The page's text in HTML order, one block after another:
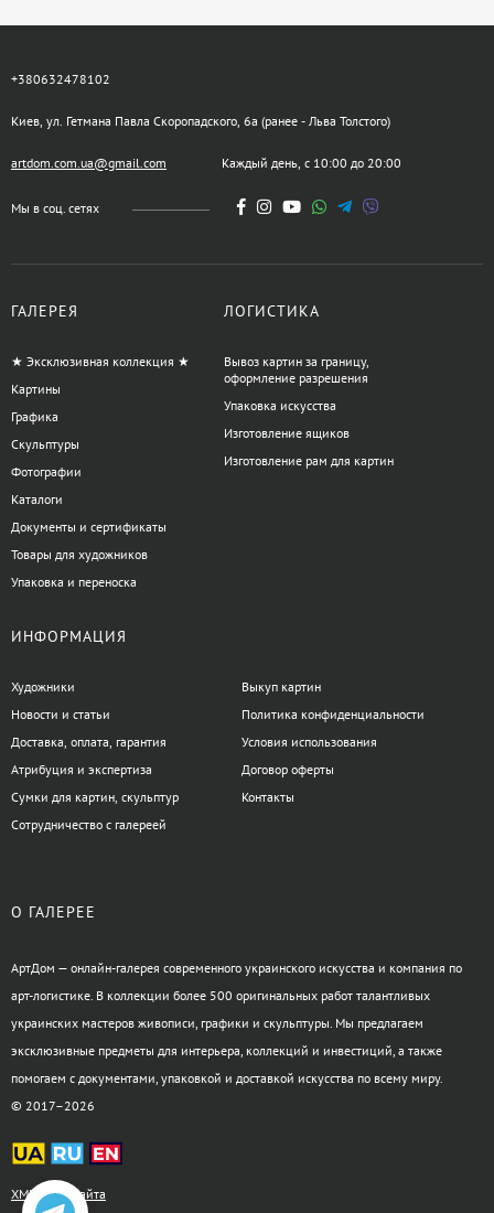
+380632478102
Киев, ул. Гетмана Павла Скоропадского, 6а (ранее - Льва Толстого)
artdom.com.ua@gmail.com Каждый день, с 10:00 до 20:00
Мы в соц. сетях
ГАЛЕРЕЯ
★ Эксклюзивная коллекция ★
Картины
Графика
Скульптуры
Фотографии
Каталоги
Документы и сертификаты
Товары для художников
Упаковка и переноска
ЛОГИСТИКА
Вывоз картин за границу,
оформление разрешения
Упаковка искусства
Изготовление ящиков
Изготовление рам для картин
ИНФОРМАЦИЯ
Художники
Новости и статьи
Доставка, оплата, гарантия
Атрибуция и экспертиза
Сумки для картин, скульптур
Сотрудничество с галереей
Выкуп картин
Политика конфиденциальности
Условия использования
Договор оферты
Контакты
О ГАЛЕРЕЕ
АртДом — онлайн-галерея современного украинского искусства и компания по
арт-логистике. В коллекции более 500 оригинальных работ талантливых
украинских мастеров живописи, графики и скульптуры. Мы предлагаем
эксклюзивные предметы для интерьера, коллекций и инвестиций, а также
помогаем с документами, упаковкой и доставкой искусства по всему миру.
© 2017–2026
XML-карта сайта